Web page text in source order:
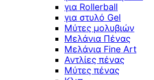
για Rollerball
για στυλό Gel
Μύτες μολυβιών
Μελάνια Πένας
Μελάνια Fine Art
Αντλίες πένας
Μύτες πένας